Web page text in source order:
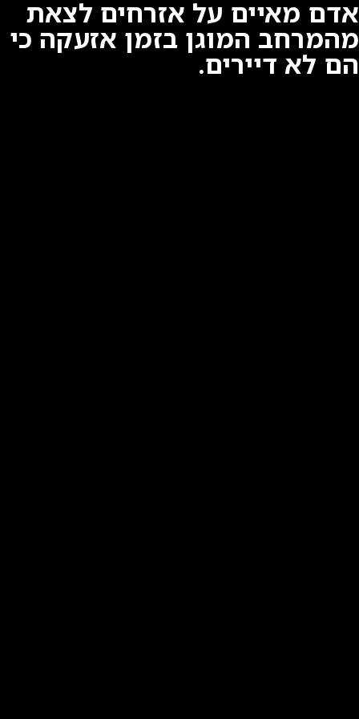
אדם מאיים על אזרחים לצאת
מהמרחב המוגן בזמן אזעקה כי
הם לא דיירים.